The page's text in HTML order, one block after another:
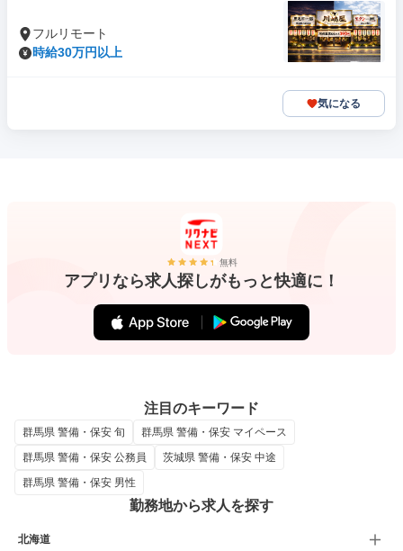
フルリモート
時給30万円以上
気になる
無料
アプリなら求人探しがもっと快適に！
注目のキーワード
群馬県 警備・保安 旬
群馬県 警備・保安 マイペース
群馬県 警備・保安 公務員
茨城県 警備・保安 中途
群馬県 警備・保安 男性
勤務地から求人を探す
北海道